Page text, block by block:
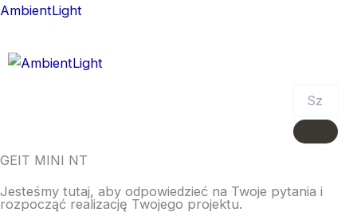
Skip
content
AmbientLight
GEIT MINI NT
Jesteśmy tutaj, aby odpowiedzieć na Twoje pytania i
rozpocząć realizację Twojego projektu.